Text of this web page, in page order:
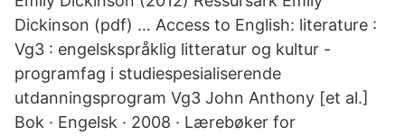
Dickinson (pdf) … Access to English: literature :
Vg3 : engelskspråklig litteratur og kultur -
programfag i studiespesialiserende
utdanningsprogram Vg3 John Anthony [et al.]
Bok · Engelsk · 2008 · Lærebøker for